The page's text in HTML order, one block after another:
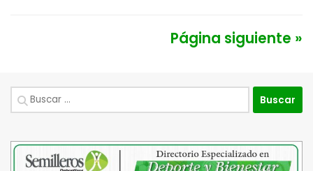
Página siguiente »
Buscar: